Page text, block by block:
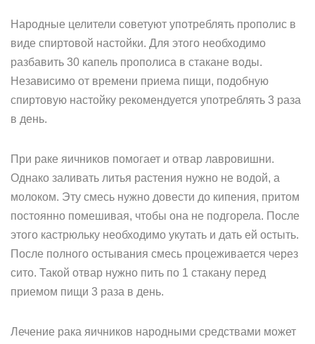
Народные целители советуют употреблять прополис в
виде спиртовой настойки. Для этого необходимо
разбавить 30 капель прополиса в стакане воды.
Независимо от времени приема пищи, подобную
спиртовую настойку рекомендуется употреблять 3 раза
в день.
При раке яичников помогает и отвар лавровишни.
Однако заливать литья растения нужно не водой, а
молоком. Эту смесь нужно довести до кипения, притом
постоянно помешивая, чтобы она не подгорела. После
этого кастрюльку необходимо укутать и дать ей остыть.
После полного остывания смесь процеживается через
сито. Такой отвар нужно пить по 1 стакану перед
приемом пищи 3 раза в день.
Лечение рака яичников народными средствами может